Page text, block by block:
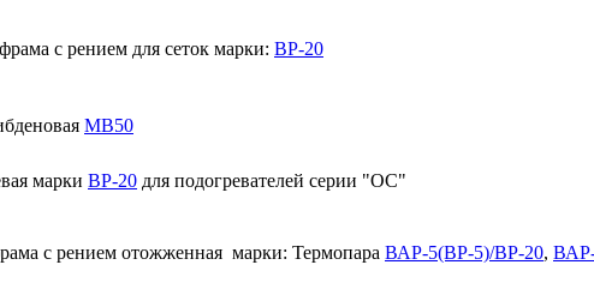
с рением для сеток марки: ВР-20
МВ50
марки ВР-20 для подогревателей серии "ОС"
с рением отожженная марки: Термопара ВАР-5(ВР-5)/ВР-20,